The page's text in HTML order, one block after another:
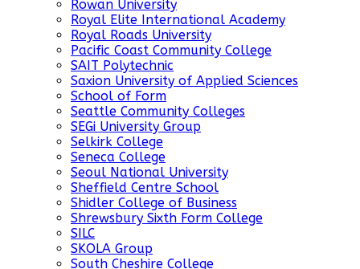
Rowan University
Royal Elite International Academy
Royal Roads University
Pacific Coast Community College
SAIT Polytechnic
Saxion University of Applied Sciences
School of Form
Seattle Community Colleges
SEGi University Group
Selkirk College
Seneca College
Seoul National University
Sheffield Centre School
Shidler College of Business
Shrewsbury Sixth Form College
SILC
SKOLA Group
South Cheshire College